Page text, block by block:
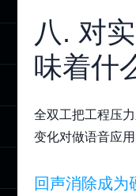
八. 对
味着什
全双工把工程压
变化对做语音应
回声消除成为